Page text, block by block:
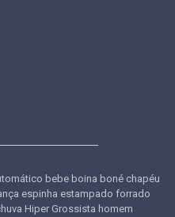
bebe boina boné chapéu
espinha estampado forrado
Hiper Grossista homem